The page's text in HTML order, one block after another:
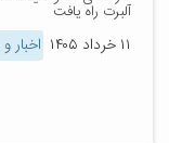
آلبرت راه یافت
۱۱ خرداد ۱۴۰۵ اخبار